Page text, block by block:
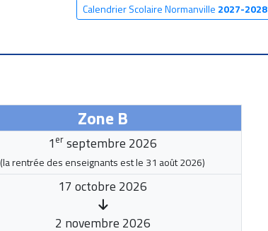
Calendrier Scolaire Normanville 2027-2028
Zone B
1 er septembre 2026
(la rentrée des enseignants est le 31 août 2026)
17 octobre 2026
2 novembre 2026